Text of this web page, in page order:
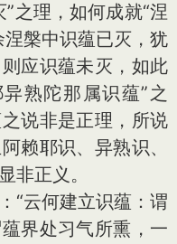
之理，如何成就“涅
槃中识蕴已灭，犹
应识蕴未灭，如此
熟陀那属识蕴”之
说非是正理，所说
赖耶识、异熟识、
非正义。
云何建立识蕴：谓
界处习气所熏，一